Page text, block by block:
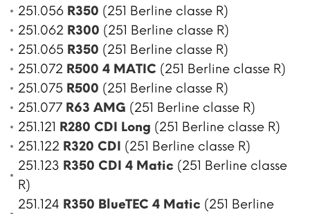
251.056 R350 (251 Berline classe R)
251.062 R300 (251 Berline classe R)
251.065 R350 (251 Berline classe R)
251.072 R500 4 MATIC (251 Berline classe R)
251.075 R500 (251 Berline classe R)
251.077 R63 AMG (251 Berline classe R)
251.121 R280 CDI Long (251 Berline classe R)
251.122 R320 CDI (251 Berline classe R)
251.123 R350 CDI 4 Matic (251 Berline classe
R)
251.124 R350 BlueTEC 4 Matic (251 Berline